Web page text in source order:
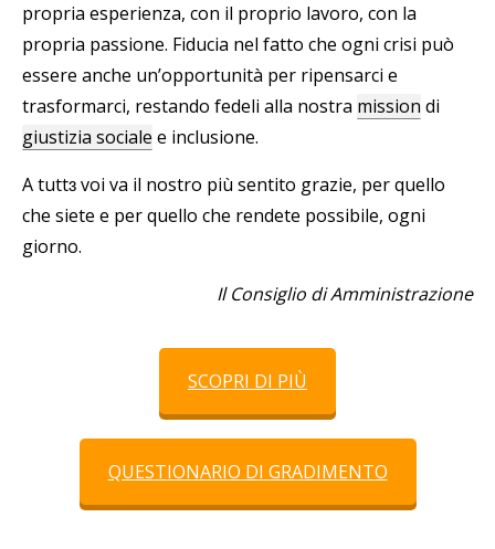
propria esperienza, con il proprio lavoro, con la
propria passione. Fiducia nel fatto che ogni crisi può
essere anche un’opportunità per ripensarci e
trasformarci, restando fedeli alla nostra mission di
giustizia sociale e inclusione.
A tuttɜ voi va il nostro più sentito grazie, per quello
che siete e per quello che rendete possibile, ogni
giorno.
Il Consiglio di Amministrazione
SCOPRI DI PIÙ
QUESTIONARIO DI GRADIMENTO